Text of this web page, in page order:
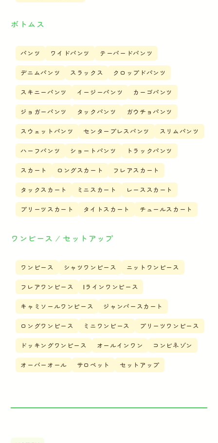
ボトムス
パンツ ワイドパンツ テーパードパンツ
デニムパンツ スラックス クロップドパンツ
スキニーパンツ イージーパンツ カーゴパンツ
ジョガーパンツ タックパンツ ガウチョパンツ
スウェットパンツ センタープレスパンツ スリムパンツ
ハーフパンツ ショートパンツ トラックパンツ
スカート ロングスカート フレアスカート
タックスカート ミニスカート レーススカート
プリーツスカート タイトスカート チュールスカート
ワンピース ⁄ セットアップ
ワンピース シャツワンピース ニットワンピース
フレアワンピース Iラインワンピース
キャミソールワンピース ジャンパースカート
ロングワンピース ミニワンピース プリーツワンピース
ドッキングワンピース オールインワン コンビネゾン
オーバーオール サロペット セットアップ